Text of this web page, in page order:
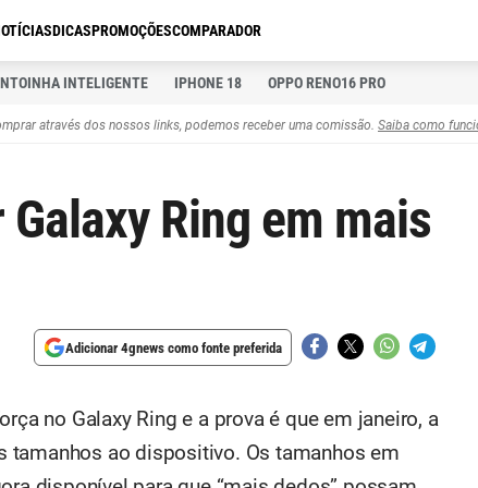
DICASPROMOÇÕESCOMPARADOR
INTELIGENTE IPHONE 18 OPPO RENO16 PRO
através dos nossos links, podemos receber uma comissão. Saiba como
Ring em mais
Adicionar 4gnews como fonte preferida
no Galaxy Ring e a prova é que em janeiro, a
tamanhos ao dispositivo. Os tamanhos em